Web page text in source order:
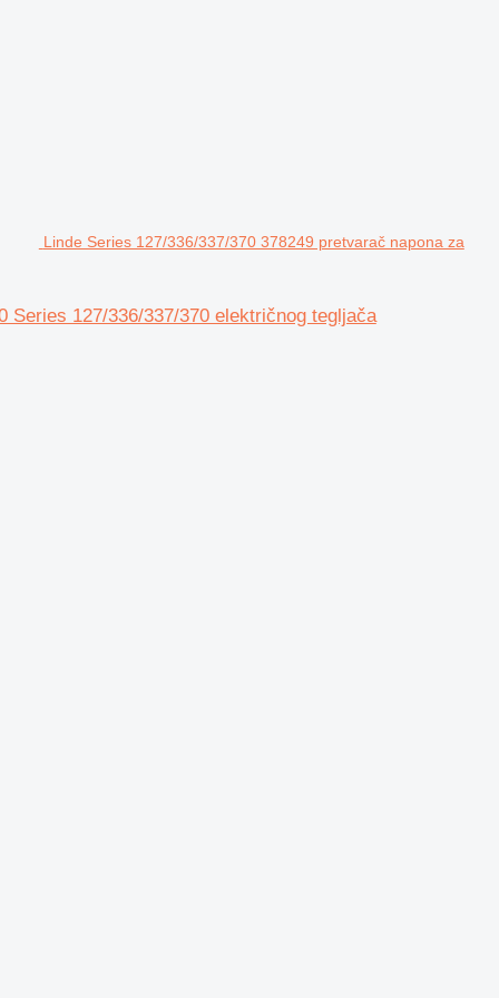
Linde Series 127/336/337/370 378249 pretvarač napona za
Series 127/336/337/370 električnog tegljača